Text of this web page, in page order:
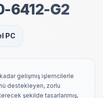
6412-G2
PC
gelişmiş işlemcilerle
destekleyen, zorlu
şekilde tasarlanmış,